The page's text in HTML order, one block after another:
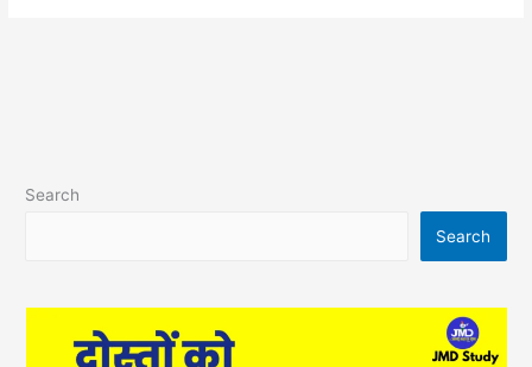
Search
Search